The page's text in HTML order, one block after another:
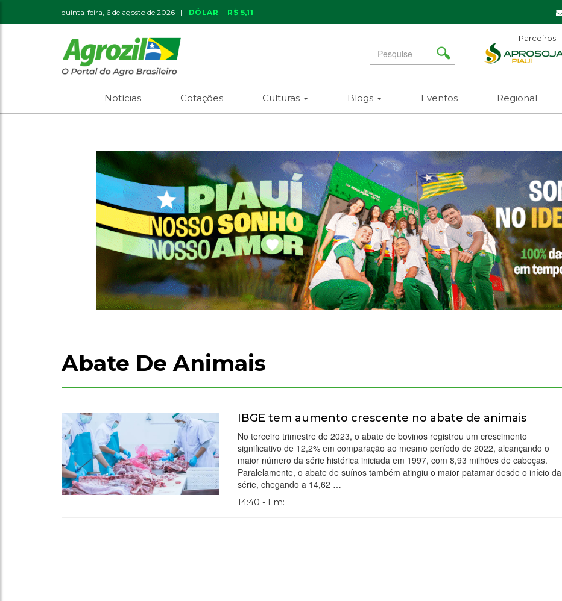
quinta-feira, 6 de agosto de 2026 | DÓLAR R$ 5,11
Search
for
Parceiros
Notícias Cotações Culturas Blogs Eventos Regional
Abate De Animais
IBGE tem aumento crescente no abate de animais
No terceiro trimestre de 2023, o abate de bovinos registrou um crescimento
significativo de 12,2% em comparação ao mesmo período de 2022, alcançando o
maior número da série histórica iniciada em 1997, com 8,93 milhões de cabeças.
Paralelamente, o abate de suínos também atingiu o maior patamar desde o início da
série, chegando a 14,62 …
14:40 - Em: